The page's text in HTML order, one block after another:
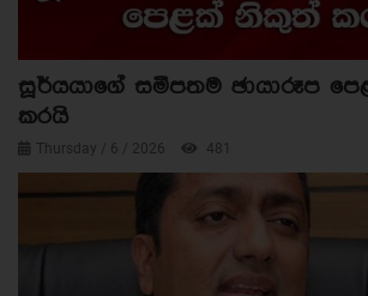
සූර්යයාගේ සමීපතම ඡායාරූප
කරයි
Thursday / 6 / 2026 481